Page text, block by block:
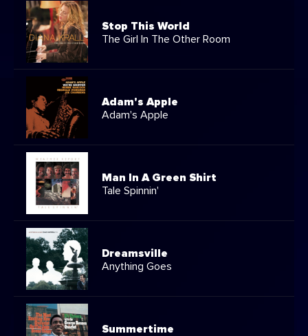
Stop This World
The Girl In The Other Room
Adam's Apple
Adam's Apple
Man In A Green Shirt
Tale Spinnin'
Dreamsville
Anything Goes
Summertime